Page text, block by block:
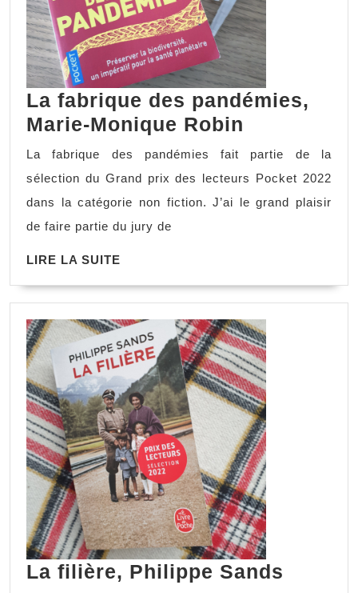
La fabrique des pandémies,
Marie-Monique Robin
La fabrique des pandémies fait partie de la
sélection du Grand prix des lecteurs Pocket 2022
dans la catégorie non fiction. J’ai le grand plaisir
de faire partie du jury de
LIRE LA SUITE
La filière, Philippe Sands